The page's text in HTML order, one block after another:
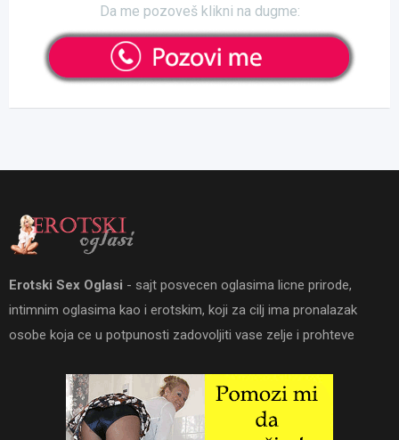
Da me pozoveš klikni na dugme:
Erotski Sex Oglasi - sajt posvecen oglasima licne prirode,
intimnim oglasima kao i erotskim, koji za cilj ima pronalazak
osobe koja ce u potpunosti zadovoljiti vase zelje i prohteve